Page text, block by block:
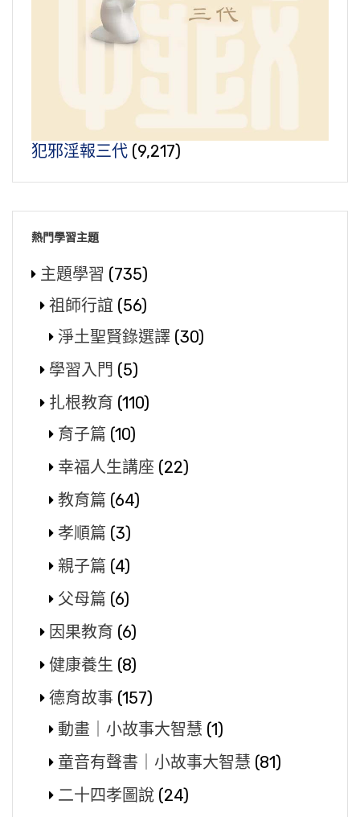
犯邪淫報三代 (9,217)
熱門學習主題
主題學習 (735)
祖師行誼 (56)
淨土聖賢錄選譯 (30)
學習入門 (5)
扎根教育 (110)
育子篇 (10)
幸福人生講座 (22)
教育篇 (64)
孝順篇 (3)
親子篇 (4)
父母篇 (6)
因果教育 (6)
健康養生 (8)
德育故事 (157)
動畫｜小故事大智慧 (1)
童音有聲書｜小故事大智慧 (81)
二十四孝圖說 (24)